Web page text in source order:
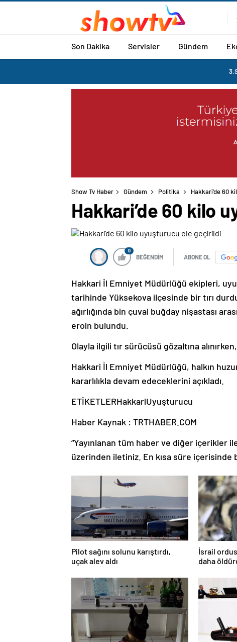
Son Dakika Servisler Gündem
Show Tv Haber Gündem Politika Hakkari’de 60
Hakkari’de 60 kilo
0
BEĞENDİM ABONE OL
Hakkari İl Emniyet Müdürlüğü ekipleri,
tarihinde Yüksekova ilçesinde bir tırı
ağırlığında bin çuval buğday nişastası
eroin bulundu.
Olayla ilgili tır sürücüsü gözaltına
Hakkari İl Emniyet Müdürlüğü, halkın
kararlılıkla devam edeceklerini açıkladı.
ETİKETLERHakkariUyuşturucu
Haber Kaynak : TRTHABER.COM
“Yayınlanan tüm haber ve diğer içerikler
üzerinden iletiniz. En kısa süre içerisinde
Pilot sağını solunu karıştırdı,
uçak alev aldı
İsrail
daha